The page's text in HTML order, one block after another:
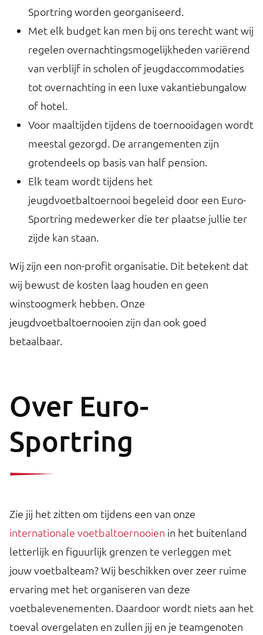
Sportring worden georganiseerd.
Met elk budget kan men bij ons terecht want wij
regelen overnachtingsmogelijkheden variërend
van verblijf in scholen of jeugdaccommodaties
tot overnachting in een luxe vakantiebungalow
of hotel.
Voor maaltijden tijdens de toernooidagen wordt
meestal gezorgd. De arrangementen zijn
grotendeels op basis van half pension.
Elk team wordt tijdens het
jeugdvoetbaltoernooi begeleid door een Euro-
Sportring medewerker die ter plaatse jullie ter
zijde kan staan.
Wij zijn een non-profit organisatie. Dit betekent dat
wij bewust de kosten laag houden en geen
winstoogmerk hebben. Onze
jeugdvoetbaltoernooien zijn dan ook goed
betaalbaar.
Over Euro-
Sportring
Zie jij het zitten om tijdens een van onze
internationale voetbaltoernooien in het buitenland
letterlijk en figuurlijk grenzen te verleggen met
jouw voetbalteam? Wij beschikken over zeer ruime
ervaring met het organiseren van deze
voetbalevenementen. Daardoor wordt niets aan het
toeval overgelaten en zullen jij en je teamgenoten